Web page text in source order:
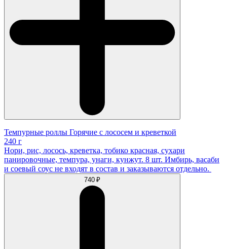
Темпурные роллы Горячие с лососем и креветкой
240 г
Нори, рис, лосось, креветка, тобико красная, сухари
панировочные, темпура, унаги, кунжут. 8 шт. Имбирь, васаби
и соевый соус не входят в состав и заказываются отдельно.
740 ₽